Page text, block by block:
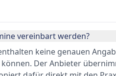
vereinbart werden?
keine genauen
Der Anbieter